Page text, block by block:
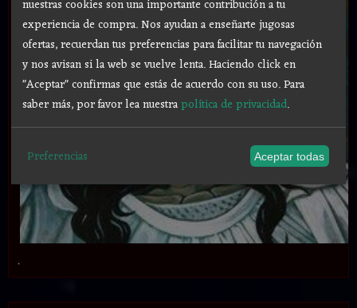
.
nuestras cookies son una importante contribución a tu
experiencia de compra. Nos ayudan a enseñarte jugosas
ofertas, recuerdan tus preferencias para facilitar tu navegación
y nos avisan si la web se vuelve lenta. Haciendo click en
"Aceptar" confirmas que estás de acuerdo con su uso.Para
saber más, por favor lea nuestrapolítica de privacidad.
Preferencias Aceptar todas